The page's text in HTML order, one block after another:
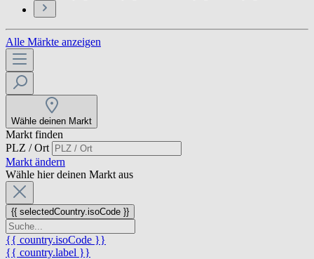
Alle Märkte anzeigen
Wähle deinen Markt
Markt finden
PLZ / Ort
Markt ändern
Wähle hier deinen Markt aus
{{ selectedCountry.isoCode }}
{{ country.isoCode }}
{{ country.label }}